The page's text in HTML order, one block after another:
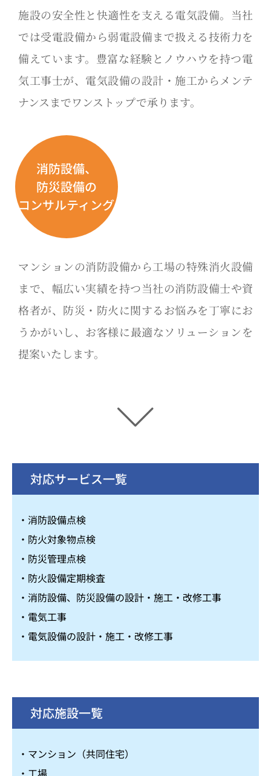
施設の安全性と快適性を支える電気設備。当社
では受電設備から弱電設備まで扱える技術力を
備えています。豊富な経験とノウハウを持つ電
気工事士が、電気設備の設計・施工からメンテ
ナンスまでワンストップで承ります。
消防設備、
防災設備の
コンサルティング
マンションの消防設備から工場の特殊消火設備
まで、幅広い実績を持つ当社の消防設備士や資
格者が、防災・防火に関するお悩みを丁寧にお
うかがいし、お客様に最適なソリューションを
提案いたします。
対応サービス一覧
・消防設備点検
・防火対象物点検
・防災管理点検
・防火設備定期検査
・消防設備、防災設備の設計・施工・改修工事
・電気工事
・電気設備の設計・施工・改修工事
対応施設一覧
・マンション（共同住宅）
・工場